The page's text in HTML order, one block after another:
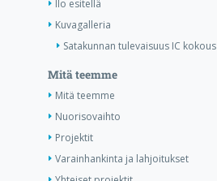
Ilo esitellä
Kuvagalleria
Satakunnan tulevaisuus IC kokous
Mitä teemme
Mitä teemme
Nuorisovaihto
Projektit
Varainhankinta ja lahjoitukset